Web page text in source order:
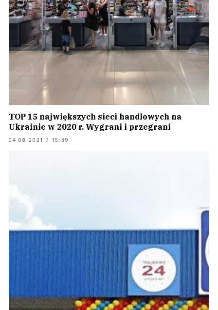
TOP 15 największych sieci handlowych na
Ukrainie w 2020 r. Wygrani i przegrani
04.08.2021 / 15:39